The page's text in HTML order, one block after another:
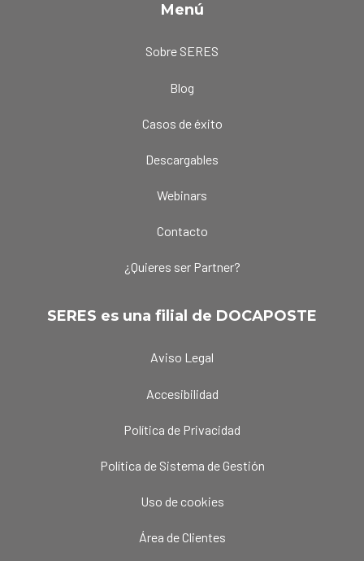
Menú
Sobre SERES
Blog
Casos de éxito
Descargables
Webinars
Contacto
¿Quieres ser Partner?
SERES es una filial de DOCAPOSTE
Aviso Legal
Accesibilidad
Política de Privacidad
Política de Sistema de Gestión
Uso de cookies
Área de Clientes